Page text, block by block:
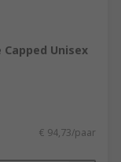
Unisex
€ 94,73/paar